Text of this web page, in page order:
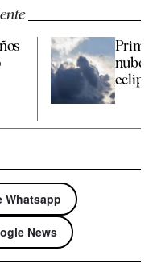
Whatsapp
News